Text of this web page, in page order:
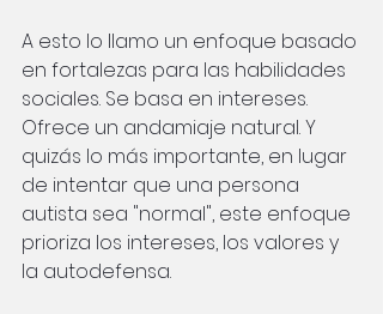
A esto lo llamo un enfoque basado
en fortalezas para las habilidades
sociales. Se basa en intereses.
Ofrece un andamiaje natural. Y
quizás lo más importante, en lugar
de intentar que una persona
autista sea "normal", este enfoque
prioriza los intereses, los valores y
la autodefensa.